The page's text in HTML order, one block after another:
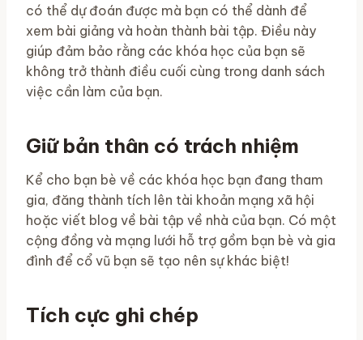
có thể dự đoán được mà bạn có thể dành để
xem bài giảng và hoàn thành bài tập. Điều này
giúp đảm bảo rằng các khóa học của bạn sẽ
không trở thành điều cuối cùng trong danh sách
việc cần làm của bạn.
Giữ bản thân có trách nhiệm
Kể cho bạn bè về các khóa học bạn đang tham
gia, đăng thành tích lên tài khoản mạng xã hội
hoặc viết blog về bài tập về nhà của bạn. Có một
cộng đồng và mạng lưới hỗ trợ gồm bạn bè và gia
đình để cổ vũ bạn sẽ tạo nên sự khác biệt!
Tích cực ghi chép